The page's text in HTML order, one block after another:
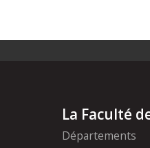
La Faculté
Départements